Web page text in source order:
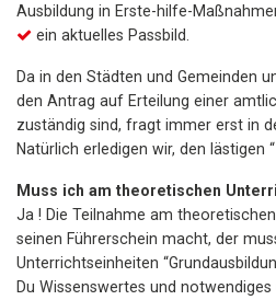
Ausbildung in Erste-hilfe-
ein aktuelles Passbild.
Da in den Städten und Gemeinden
den Antrag auf Erteilung einer
zuständig sind, fragt immer erst in
Natürlich erledigen wir, den lästigen
Muss ich am theoretischen
Ja ! Die Teilnahme am
seinen Führerschein macht, der
Unterrichtseinheiten
Du Wissenswertes und notwendiges